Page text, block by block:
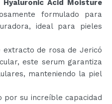
Acid Moisture
formulado para
ideal para pieles
extracto de rosa de Jericó
este serum garantiza
manteniendo la piel
por su increíble capacidad